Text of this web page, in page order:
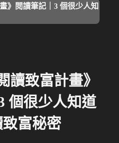
》閱讀筆記｜3 個很少人知
讀致富計畫》
個很少人知道
富秘密